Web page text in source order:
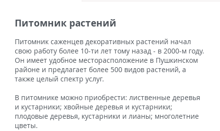
Питомник растений
Питомник саженцев декоративных растений начал
свою работу более 10-ти лет тому назад - в 2000-м году.
Он имеет удобное месторасположение в Пушкинском
районе и предлагает более 500 видов растений, а
также целый спектр услуг.
В питомнике можно приобрести: лиственные деревья
и кустарники; хвойные деревья и кустарники;
плодовые деревья, кустарники и лианы; многолетние
цветы.